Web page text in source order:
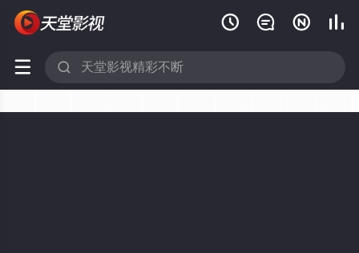
   
 